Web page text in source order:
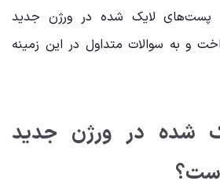
پست‌های لایک شده در ورژن جدید
و به سوالات متداول در این زمینه
شده در ورژن جدید